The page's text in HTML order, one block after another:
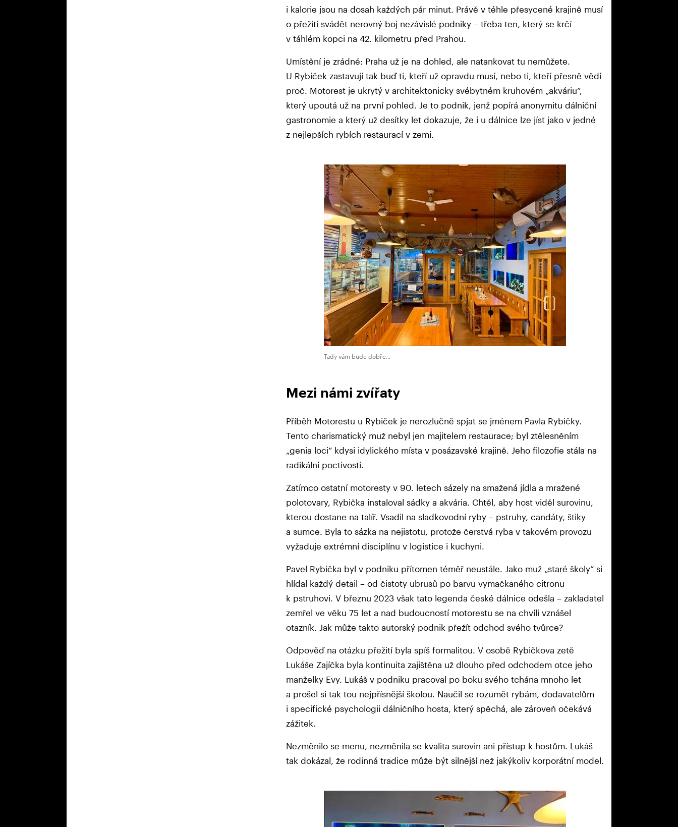
i kalorie jsou na dosah každých pár minut. Právě v téhle přesycené krajině musí
o přežití svádět nerovný boj nezávislé podniky – třeba ten, který se krčí
v táhlém kopci na 42. kilometru před Prahou.
Umístění je zrádné: Praha už je na dohled, ale natankovat tu nemůžete.
U Rybiček zastavují tak buď ti, kteří už opravdu musí, nebo ti, kteří přesně vědí
proč. Motorest je ukrytý v architektonicky svébytném kruhovém „akváriu“,
který upoutá už na první pohled. Je to podnik, jenž popírá anonymitu dálniční
gastronomie a který už desítky let dokazuje, že i u dálnice lze jíst jako v jedné
z nejlepších rybích restaurací v zemi.
Tady vám bude dobře...
Mezi námi zvířaty
Příběh Motorestu u Rybiček je nerozlučně spjat se jménem Pavla Rybičky.
Tento charismatický muž nebyl jen majitelem restaurace; byl ztělesněním
„genia loci“ kdysi idylického místa v posázavské krajině. Jeho filozofie stála na
radikální poctivosti.
Zatímco ostatní motoresty v 90. letech sázely na smažená jídla a mražené
polotovary, Rybička instaloval sádky a akvária. Chtěl, aby host viděl surovinu,
kterou dostane na talíř. Vsadil na sladkovodní ryby – pstruhy, candáty, štiky
a sumce. Byla to sázka na nejistotu, protože čerstvá ryba v takovém provozu
vyžaduje extrémní disciplínu v logistice i kuchyni.
Pavel Rybička byl v podniku přítomen téměř neustále. Jako muž „staré školy“ si
hlídal každý detail – od čistoty ubrusů po barvu vymačkaného citronu
k pstruhovi. V březnu 2023 však tato legenda české dálnice odešla – zakladatel
zemřel ve věku 75 let a nad budoucností motorestu se na chvíli vznášel
otazník. Jak může takto autorský podnik přežít odchod svého tvůrce?
Odpověď na otázku přežití byla spíš formalitou. V osobě Rybičkova zetě
Lukáše Zajíčka byla kontinuita zajištěna už dlouho před odchodem otce jeho
manželky Evy. Lukáš v podniku pracoval po boku svého tchána mnoho let
a prošel si tak tou nejpřísnější školou. Naučil se rozumět rybám, dodavatelům
i specifické psychologii dálničního hosta, který spěchá, ale zároveň očekává
zážitek.
Nezměnilo se menu, nezměnila se kvalita surovin ani přístup k hostům. Lukáš
tak dokázal, že rodinná tradice může být silnější než jakýkoliv korporátní model.